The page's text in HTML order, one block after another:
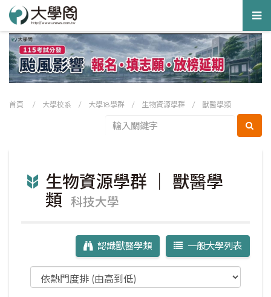
首頁 / 大學校系 / 大學18學群 / 生物資源學群 / 獸醫學類
生物資源學群 ｜ 獸醫學
類
科技大學
一般大學列表
認識獸醫學類